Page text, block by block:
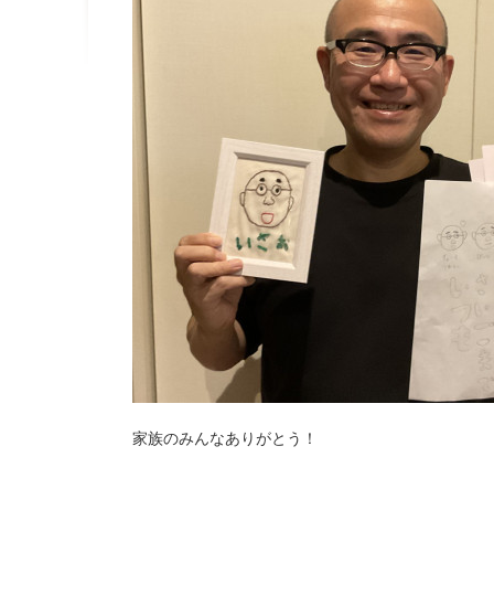
家族のみんなありがとう！